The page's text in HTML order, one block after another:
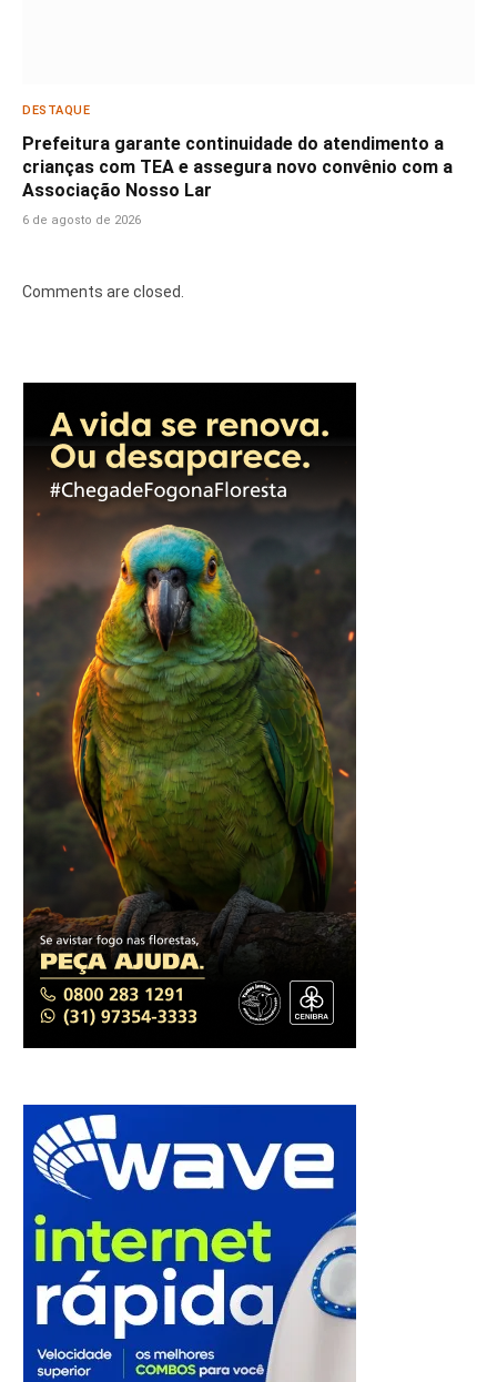
DESTAQUE
Prefeitura garante continuidade do atendimento a
crianças com TEA e assegura novo convênio com a
Associação Nosso Lar
6 de agosto de 2026
Comments are closed.